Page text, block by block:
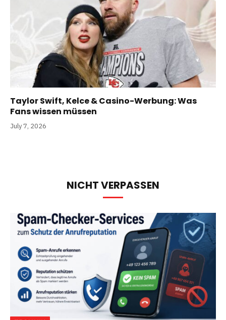
Taylor Swift, Kelce & Casino-Werbung: Was
Fans wissen müssen
July 7, 2026
NICHT VERPASSEN